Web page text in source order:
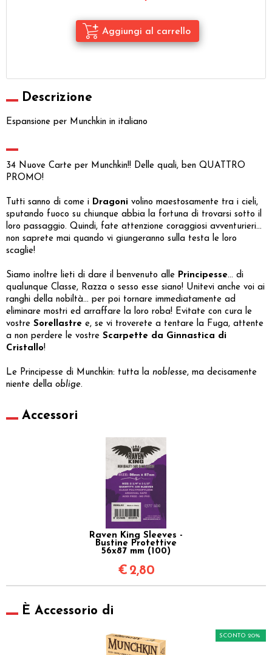
Descrizione
Espansione per Munchkin in italiano
34 Nuove Carte per Munchkin!! Delle quali, ben QUATTRO
PROMO!
Tutti sanno di come i Dragoni volino maestosamente tra i cieli,
sputando fuoco su chiunque abbia la fortuna di trovarsi sotto il
loro passaggio. Quindi, fate attenzione coraggiosi avventurieri...
non saprete mai quando vi giungeranno sulla testa le loro
scaglie!
Siamo inoltre lieti di dare il benvenuto alle Principesse... di
qualunque Classe, Razza o sesso esse siano! Unitevi anche voi ai
ranghi della nobiltà... per poi tornare immediatamente ad
eliminare mostri ed arraffare la loro roba! Evitate con cura le
vostre Sorellastre e, se vi troverete a tentare la Fuga, attente
a non perdere le vostre Scarpette da Ginnastica di
Cristallo!
Le Principesse di Munchkin: tutta la noblesse, ma decisamente
niente della oblige.
Accessori
Raven King Sleeves -
Bustine Protettive
56x87 mm (100)
€ 2,80
È Accessorio di
SCONTO 20%